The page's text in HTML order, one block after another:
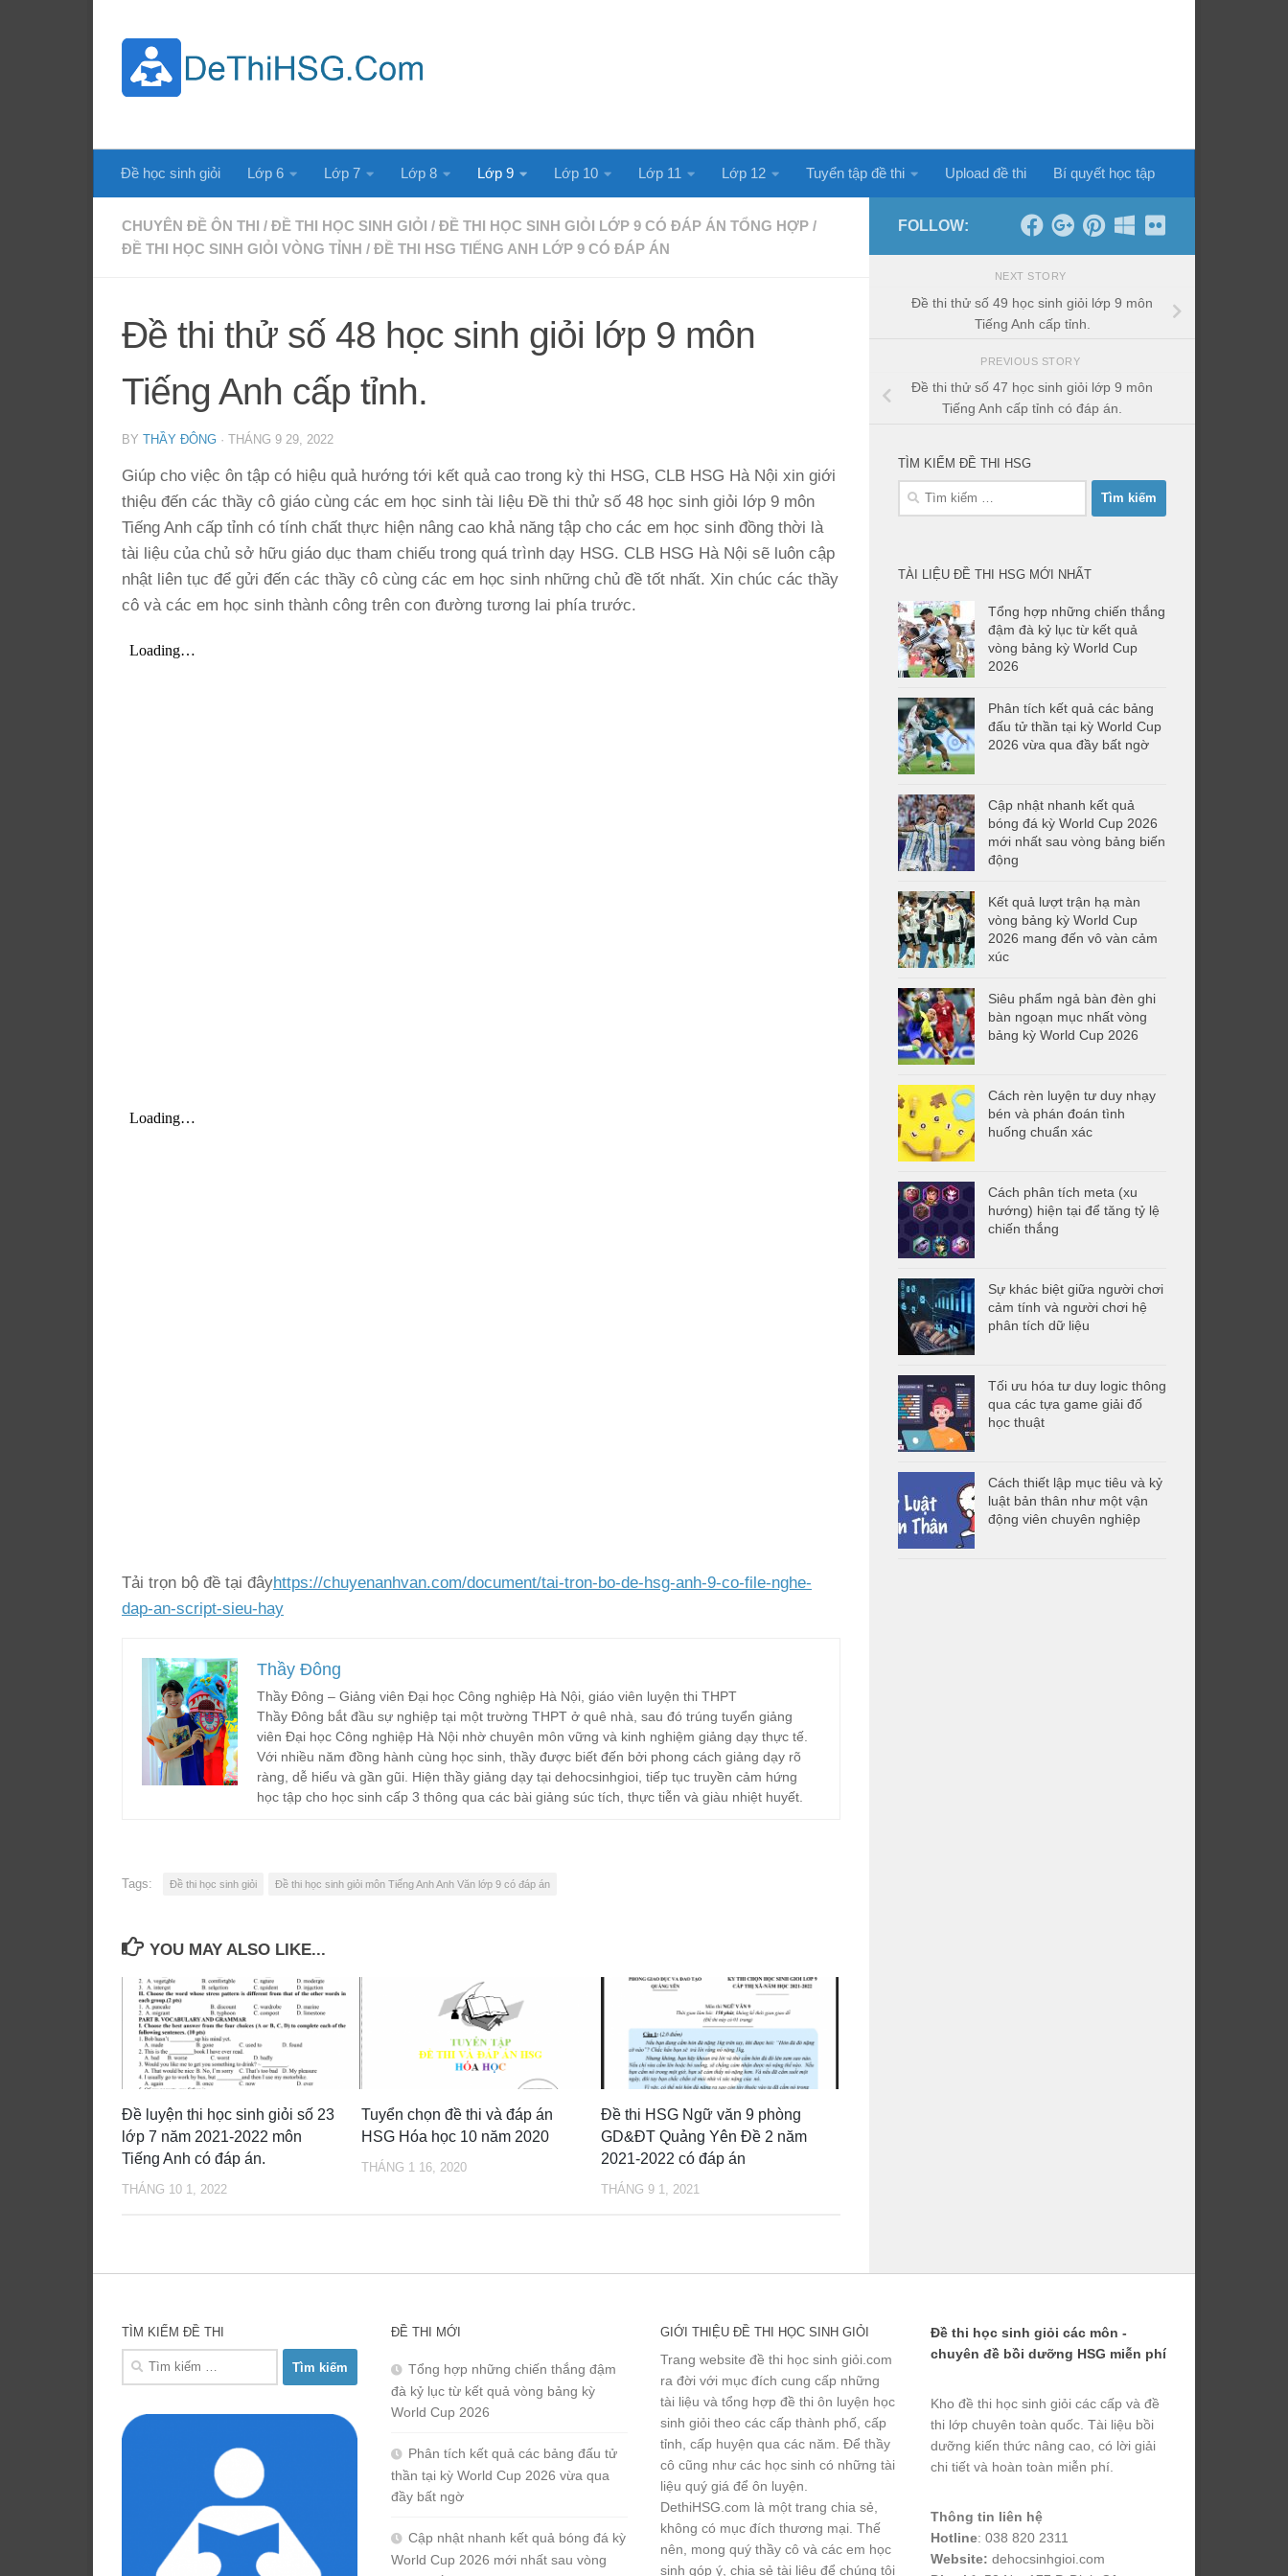
Đề học sinh giỏi Lớp 6 Lớp 7 Lớp 8 Lớp 9 Lớp 10 Lớp 11 Lớp 12 Tuyển tập đề thi Upload đề thi Bí quyết học tập
CHUYÊN ĐỀ ÔN THI / ĐỀ THI HỌC SINH GIỎI / ĐỀ THI HỌC SINH GIỎI LỚP 9 CÓ ĐÁP ÁN TỔNG HỢP /
ĐỀ THI HỌC SINH GIỎI VÒNG TỈNH / ĐỀ THI HSG TIẾNG ANH LỚP 9 CÓ ĐÁP ÁN
Đề thi thử số 48 học sinh giỏi lớp 9 môn
Tiếng Anh cấp tỉnh.
BY THẦY ĐÔNG · THÁNG 9 29, 2022
Giúp cho việc ôn tập có hiệu quả hướng tới kết quả cao trong kỳ thi HSG, CLB HSG Hà Nội xin giới
thiệu đến các thầy cô giáo cùng các em học sinh tài liệu Đề thi thử số 48 học sinh giỏi lớp 9 môn
Tiếng Anh cấp tỉnh có tính chất thực hiện nâng cao khả năng tập cho các em học sinh đồng thời là
tài liệu của chủ sở hữu giáo dục tham chiếu trong quá trình dạy HSG. CLB HSG Hà Nội sẽ luôn cập
nhật liên tục để gửi đến các thầy cô cùng các em học sinh những chủ đề tốt nhất. Xin chúc các thầy
cô và các em học sinh thành công trên con đường tương lai phía trước.
Tải trọn bộ đề tại đâyhttps://chuyenanhvan.com/document/tai-tron-bo-de-hsg-anh-9-co-file-nghe-
dap-an-script-sieu-hay
Thầy Đông
Thầy Đông – Giảng viên Đại học Công nghiệp Hà Nội, giáo viên luyện thi THPT
Thầy Đông bắt đầu sự nghiệp tại một trường THPT ở quê nhà, sau đó trúng tuyển giảng
viên Đại học Công nghiệp Hà Nội nhờ chuyên môn vững và kinh nghiệm giảng dạy thực tế.
Với nhiều năm đồng hành cùng học sinh, thầy được biết đến bởi phong cách giảng dạy rõ
ràng, dễ hiểu và gần gũi. Hiện thầy giảng dạy tại dehocsinhgioi, tiếp tục truyền cảm hứng
học tập cho học sinh cấp 3 thông qua các bài giảng súc tích, thực tiễn và giàu nhiệt huyết.
Tags: Đề thi học sinh giỏi Đề thi học sinh giỏi môn Tiếng Anh Anh Văn lớp 9 có đáp án
YOU MAY ALSO LIKE...
Đề luyện thi học sinh giỏi số 23
lớp 7 năm 2021-2022 môn
Tiếng Anh có đáp án.
THÁNG 10 1, 2022
Tuyển chọn đề thi và đáp án
HSG Hóa học 10 năm 2020
THÁNG 1 16, 2020
Đề thi HSG Ngữ văn 9 phòng
GD&ĐT Quảng Yên Đề 2 năm
2021-2022 có đáp án
THÁNG 9 1, 2021
FOLLOW:
NEXT STORY
Đề thi thử số 49 học sinh giỏi lớp 9 môn
Tiếng Anh cấp tỉnh.
PREVIOUS STORY
Đề thi thử số 47 học sinh giỏi lớp 9 môn
Tiếng Anh cấp tỉnh có đáp án.
TÌM KIẾM ĐỀ THI HSG
Tìm
TÀI LIỆU ĐỀ THI HSG MỚI NHẤT
Tổng hợp những chiến thắng
đậm đà kỷ lục từ kết quả
vòng bảng kỳ World Cup
2026
Phân tích kết quả các bảng
đấu tử thần tại kỳ World Cup
2026 vừa qua đầy bất ngờ
Cập nhật nhanh kết quả
bóng đá kỳ World Cup 2026
mới nhất sau vòng bảng biến
động
Kết quả lượt trận hạ màn
vòng bảng kỳ World Cup
2026 mang đến vô vàn cảm
xúc
Siêu phẩm ngả bàn đèn ghi
bàn ngoạn mục nhất vòng
bảng kỳ World Cup 2026
Cách rèn luyện tư duy nhạy
bén và phán đoán tình
huống chuẩn xác
Cách phân tích meta (xu
hướng) hiện tại để tăng tỷ lệ
chiến thắng
Sự khác biệt giữa người chơi
cảm tính và người chơi hệ
phân tích dữ liệu
Tối ưu hóa tư duy logic thông
qua các tựa game giải đố
học thuật
Cách thiết lập mục tiêu và kỷ
luật bản thân như một vận
động viên chuyên nghiệp
TÌM KIẾM ĐỀ THI
Tìm
ĐỀ THI MỚI
Tổng hợp những chiến thắng đậm
đà kỷ lục từ kết quả vòng bảng kỳ
World Cup 2026
Phân tích kết quả các bảng đấu tử
thần tại kỳ World Cup 2026 vừa qua
đầy bất ngờ
Cập nhật nhanh kết quả bóng đá kỳ
World Cup 2026 mới nhất sau vòng
GIỚI THIỆU ĐỀ THI HỌC SINH GIỎI
Trang website đề thi học sinh giỏi.com
ra đời với mục đích cung cấp những
tài liệu và tổng hợp đề thi ôn luyện học
sinh giỏi theo các cấp thành phố, cấp
tỉnh, cấp huyện qua các năm. Để thầy
cô cũng như các học sinh có những tài
liệu quý giá để ôn luyện.
DethiHSG.com là một trang chia sẻ,
không có mục đích thương mại. Thế
nên, mong quý thầy cô và các em học
sinh góp ý, chia sẻ tài liệu để chúng tôi
Đề thi học sinh giỏi các môn -
chuyên đề bồi dưỡng HSG miễn phí
Kho đề thi học sinh giỏi các cấp và đề
thi lớp chuyên toàn quốc. Tài liệu bồi
dưỡng kiến thức nâng cao, có lời giải
chi tiết và hoàn toàn miễn phí.
Thông tin liên hệ
Hotline: 038 820 2311
Website: dehocsinhgioi.com